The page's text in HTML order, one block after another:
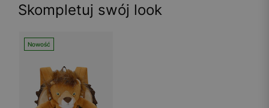
Skompletuj swój look
Nowość